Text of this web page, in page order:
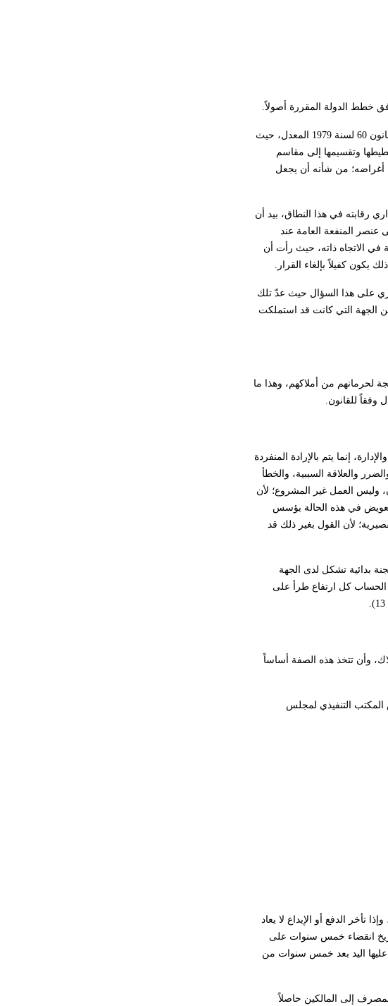
كما يلاحظ أن المشرع لا يطلق السلطة التقديرية للإدارة في تقدير غاية النفع العام في بعض الأحوال، وذلك كما هو الحال مثلاً في إطار القانون 60 لسنة 1979 المعدل، حيث
وتقسيمها إلى مقاسم
أغراضه؛ من شأنه أن يجعل
رقابته في هذا النطاق، بيد أن
المنفعة العامة عند
في الاتجاه ذاته، حيث رأت أن
يكون كفيلاً بإلغاء القرار.
على هذا السؤال حيث عدّ تلك
الجهة التي كانت قد استملكت
لحرمانهم من أملاكهم، وهذا ما
إنما يتم بالإرادة المنفردة
والعلاقة السببية، والخطأ
وليس العمل غير المشروع؛ لأن
في هذه الحالة يؤسس
لأن القول بغير ذلك قد
قبل لجنة بدائية تشكل لدى الجهة
من الحساب كل ارتفاع طرأ على
وأن تتخذ هذه الصفة أساساً
التنفيذي لمجلس
الدفع أو الإيداع لا يعاد
هذه الفائدة من تاريخ انقضاء خمس سنوات على
8% سنوياً بالنسبة للعقارات التي وضعت عليها اليد بعد خمس سنوات من
إلى المالكين حاصلاً